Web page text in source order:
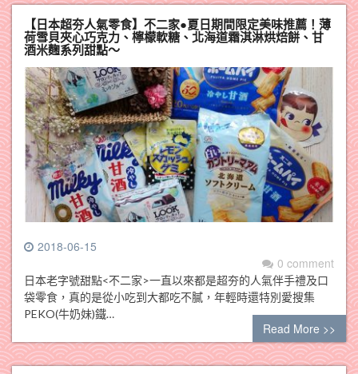
【日本超夯人氣零食】不二家●夏日期間限定美味推薦！薄
荷雪貝夾心巧克力、檸檬軟糖、北海道霜淇淋烘焙餅、甘
酒米麴系列甜點～
2018-06-15
0 comment
日本老字號甜點<不二家>一直以來都是超夯的人氣伴手禮及口
袋零食，真的是從小吃到大都吃不膩，年輕時還特別愛搜集
PEKO(牛奶妹)鐵…
Read More >>